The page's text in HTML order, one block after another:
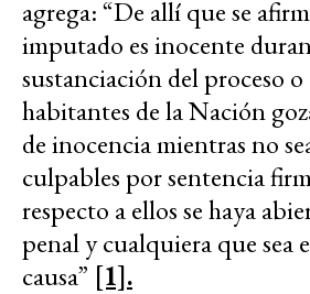
agrega: “De allí que se
imputado es inocente
sustanciación del proceso o
habitantes de la Nación
de inocencia mientras no
culpables por sentencia
respecto a ellos se haya
penal y cualquiera que sea
causa” [1].